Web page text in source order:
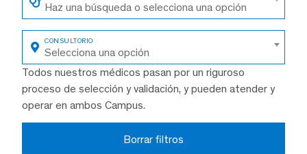
Haz una búsqueda o selecciona una opción
Selecciona una opción
Todos nuestros médicos pasan por un riguroso
proceso de selección y validación, y pueden atender y
operar en ambos Campus.
Borrar filtros